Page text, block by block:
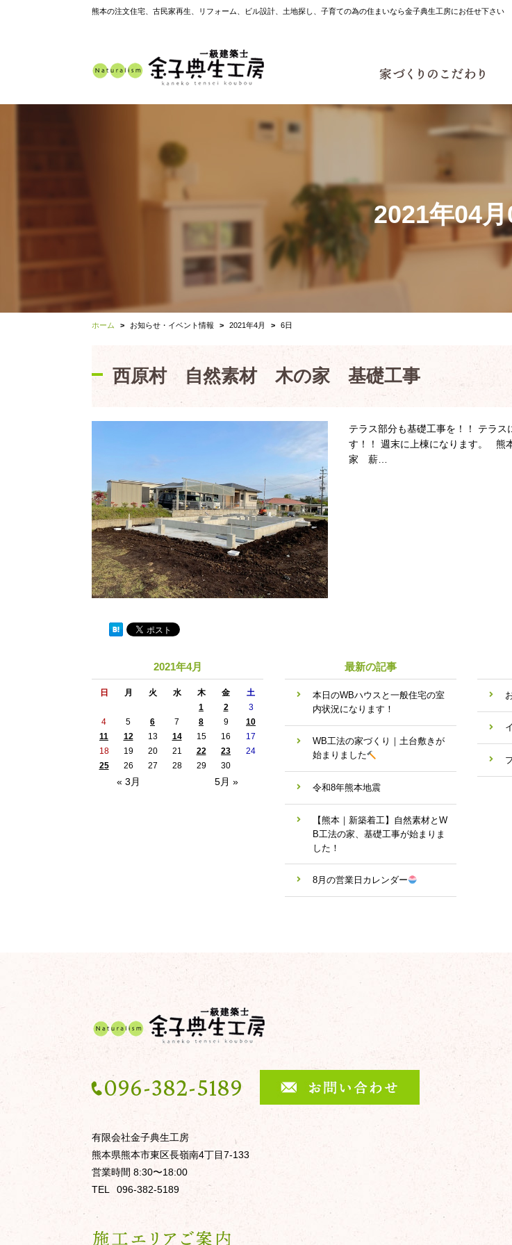
熊本の注文住宅、古民家再生、リフォーム、ビル設計、土地探し、子育ての為の住まいなら金子典生工房にお任せ下さい
2021年04
ホーム お知らせ・イベント情報 2021年4月 6日
西原村 自然素材 木の家 基礎工事
テラス部分も基礎工事を！！ テラ
す！！ 週末に上棟になります。
家 薪…
2021年4月
日 月 火 水 木 金 土
« 3月 5月 »
1 2
3
4
5 6 7 8 9
10
11
12 13 14 15 16
17
18
19 20 21 22 23
24
25
26 27 28 29 30
最新の記事
本日のWBハウスと一般住宅の室
内状況になります！
WB工法の家づくり｜土台敷きが
始まりました
令和8年熊本地震
【熊本｜新築着工】自然素材とW
B工法の家、基礎工事が始まりま
した！
8月の営業日カレンダー
096-382-5189
有限会社金子典生工房
熊本県熊本市東区長嶺南4丁目7-133
営業時間 8:30〜18:00
TEL
096-382-5189